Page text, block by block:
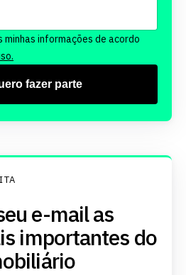
minhas informações de acordo
fazer parte
e-mail as
importantes do